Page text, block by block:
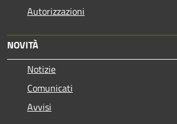
Autorizzazioni
NOVITÀ
Notizie
Comunicati
Avvisi